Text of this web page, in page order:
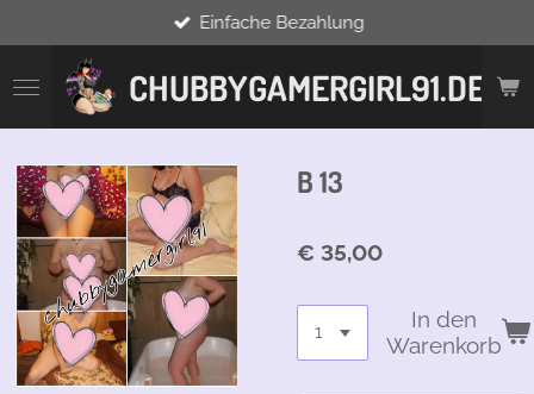
Hauptinhalt
springen
CHUBBYGAMERGIRL91.DE
Einfache Bezahlung
B 13
€ 35,00
In den
Warenkorb